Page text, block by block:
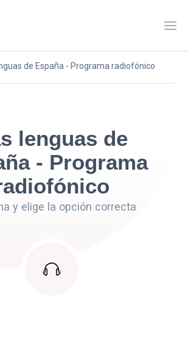
de España - Programa radiofónico
lenguas de
- Programa
y elige la opción correcta